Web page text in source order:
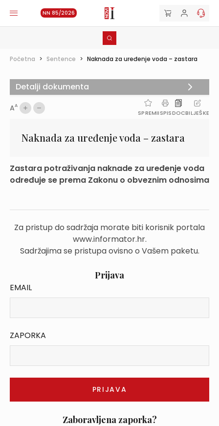
NN 85/2026
Početna > Sentence > Naknada za uređenje voda – zastara
AA
SPREMIISPISDOCBILJEŠKE
Naknada za uređenje voda – zastara
Zastara potraživanja naknade za uređenje voda
određuje se prema Zakonu o obveznim odnosima
Za pristup do sadržaja morate biti korisnik portala
www.informator.hr.
Sadržajima se pristupa ovisno o Vašem paketu.
Prijava
EMAIL
ZAPORKA
Zaboravljena zaporka?
Detalji dokumenta